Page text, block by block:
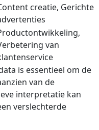
creatie, Gerichte
van
is essentieel om de
van de
interpretatie kan
verslechterde